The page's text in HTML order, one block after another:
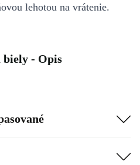
lehotou na vrátenie.
biely - Opis